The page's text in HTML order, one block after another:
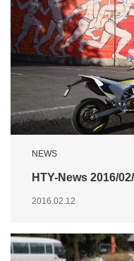
NEWS
HTY-News 2016/
2016.02.12